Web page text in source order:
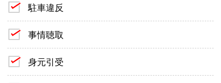
駐車違反
事情聴取
身元引受